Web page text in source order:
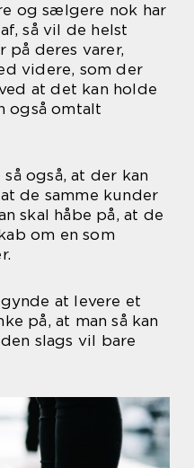
og sælgere nok har
så vil de helst
på deres varer,
videre, som der
at det kan holde
også omtalt
også, at der kan
de samme kunder
skal håbe på, at de
om en som
at levere et
på, at man så kan
slags vil bare